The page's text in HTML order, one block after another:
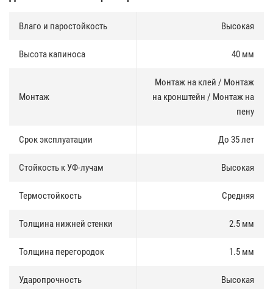
Влаго и паростойкость Высокая
Высота капиноса 40 мм
Монтаж
Монтаж на клей / Монтаж
на кронштейн / Монтаж на
пену
Срок эксплуатации До 35 лет
Стойкость к УФ-лучам Высокая
Термостойкость Средняя
Толщина нижней стенки 2.5 мм
Толщина перегородок 1.5 мм
Ударопрочность Высокая